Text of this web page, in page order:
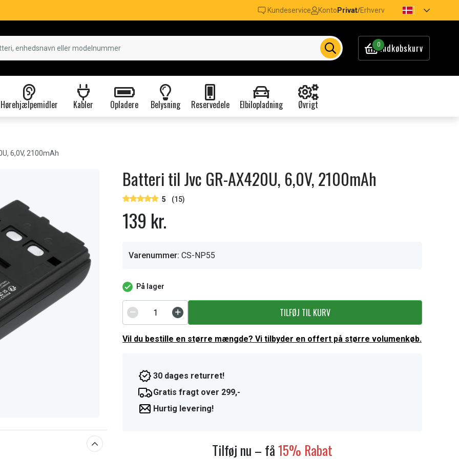
Kundeservice Konto Privat/Erhverv
0Indkøbskurv
Hørehjælpemidler Kabler Opladere Belysning Reservedele Elbilopladning Øvrigt
6,0V, 2100mAh
Batteri til Jvc GR-AX420U, 6,0V, 2100mAh
5 (15)
139 kr.
Varenummer: CS-NP55
På lager
TILFØJ TIL KURV
Vil du bestille en større mængde? Vi tilbyder en offert på større volumenkøb.
30 dages returret!
Gratis fragt over 299,-
Hurtig levering!
Tilføj nu – få15% Rabat